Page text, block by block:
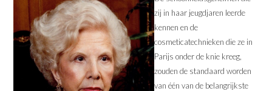
zij in haar jeugdjaren leerde
kennen en de
cosmeticatechnieken die ze in
Parijs onder de knie kreeg,
zouden de standaard worden
van één van de belangrijkste